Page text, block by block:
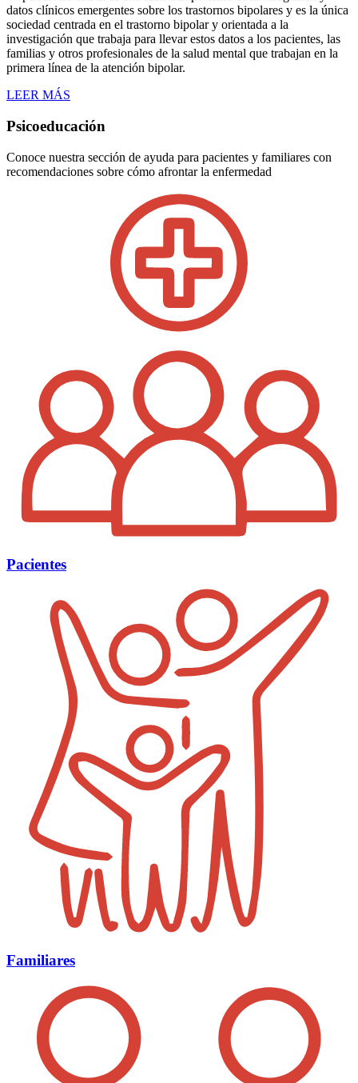
datos clínicos emergentes sobre los trastornos bipolares y es la única
sociedad centrada en el trastorno bipolar y orientada a la
investigación que trabaja para llevar estos datos a los pacientes, las
familias y otros profesionales de la salud mental que trabajan en la
primera línea de la atención bipolar.
LEER MÁS
Psicoeducación
Conoce nuestra sección de ayuda para pacientes y familiares con
recomendaciones sobre cómo afrontar la enfermedad
Pacientes
Familiares